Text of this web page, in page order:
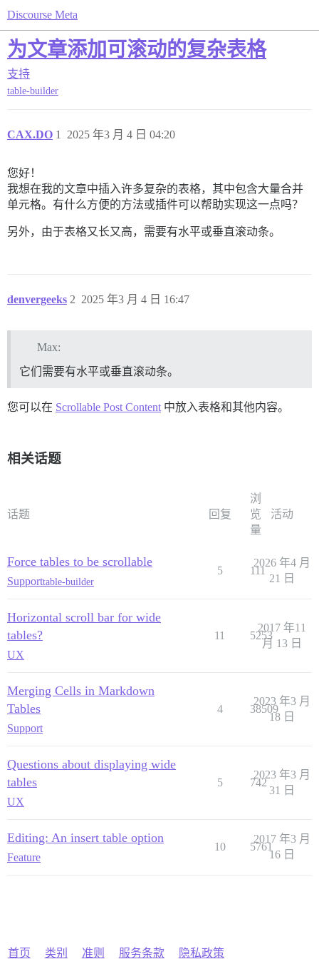
Discourse Meta
为文章添加可滚动的复杂表格
支持
table-builder
CAX.DO 2025 年3 月 4 日 04:20
1
您好！
我想在我的文章中插入许多复杂的表格，其中包含大量合并
单元格。有什么方便的方法或插件可以帮助实现这一点吗？
另外，由于表格又长又高，需要有水平或垂直滚动条。
denvergeeks 2025 年3 月 4 日 16:47
2
Max:
它们需要有水平或垂直滚动条。
您可以在 Scrollable Post Content 中放入表格和其他内容。
相关话题
话题 回复
浏
览
量
活动
Force tables to be scrollable
Supporttable-builder
5 111
2026 年4 月
21 日
Horizontal scroll bar for wide
tables?
UX
11 5253
2017 年11
月 13 日
Merging Cells in Markdown
Tables
Support
4 38509
2023 年3 月
18 日
Questions about displaying wide
tables
UX
5 742
2023 年3 月
31 日
Editing: An insert table option
Feature
10 5761
2017 年3 月
16 日
首页 类别 准则 服务条款 隐私政策